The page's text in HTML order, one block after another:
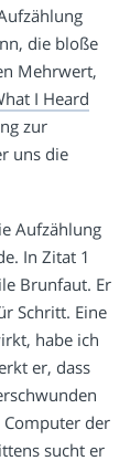
die bloße
Mehrwert,
I Heard
zur
uns die
Aufzählung
In Zitat 1
Brunfaut. Er
Schritt. Eine
habe ich
er, dass
Computer der
sucht er